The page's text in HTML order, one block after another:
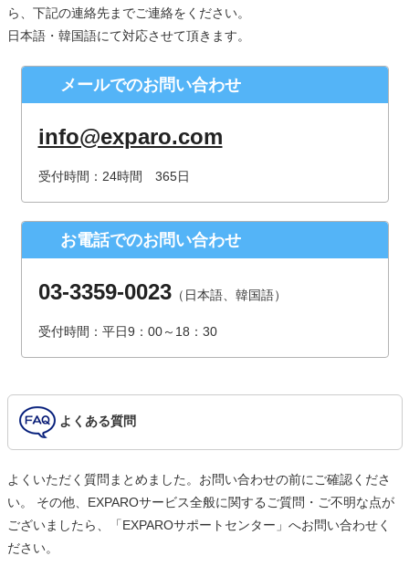
利用の停止、消去および第三者への提供の停止（「開示等」
といいます。）に応じます。
株式会社シースクェア 個人情報お問合せ窓口
〒160-0023 東京都新宿区西新宿６丁目１２−１ パークウェ
Eメール：info@c-square.co.jp
個人情報を入力するにあたっての注意事項
合せへの回答ができない場合がございます。
ん。
ら、下記の連絡先までご連絡をください。
日本語・韓国語にて対応させて頂きます。
メールでのお問い合わせ
info@exparo.com
受付時間：24時間 365日
お電話でのお問い合わせ
03-3359-0023（日本語、韓国語）
受付時間：平日9：00～18：30
よくある質問
よくいただく質問まとめました。お問い合わせの前にご確認くださ
い。 その他、EXPAROサービス全般に関するご質問・ご不明な点が
ございましたら、「EXPAROサポートセンター」へお問い合わせく
ださい。